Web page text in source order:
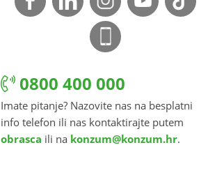
0800 400 000
Imate pitanje? Nazovite nas na besplatni
info telefon ili nas kontaktirajte putem
obrasca ili na konzum@konzum.hr.